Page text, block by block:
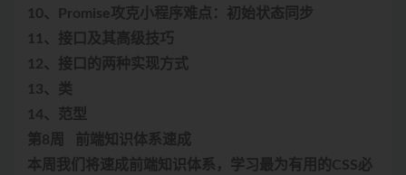
10、Promise攻克小程序难点：初始状态同步
11、接口及其高级技巧
12、接口的两种实现方式
13、类
14、范型
第8周 前端知识体系速成
本周我们将速成前端知识体系，学习最为有用的CSS必